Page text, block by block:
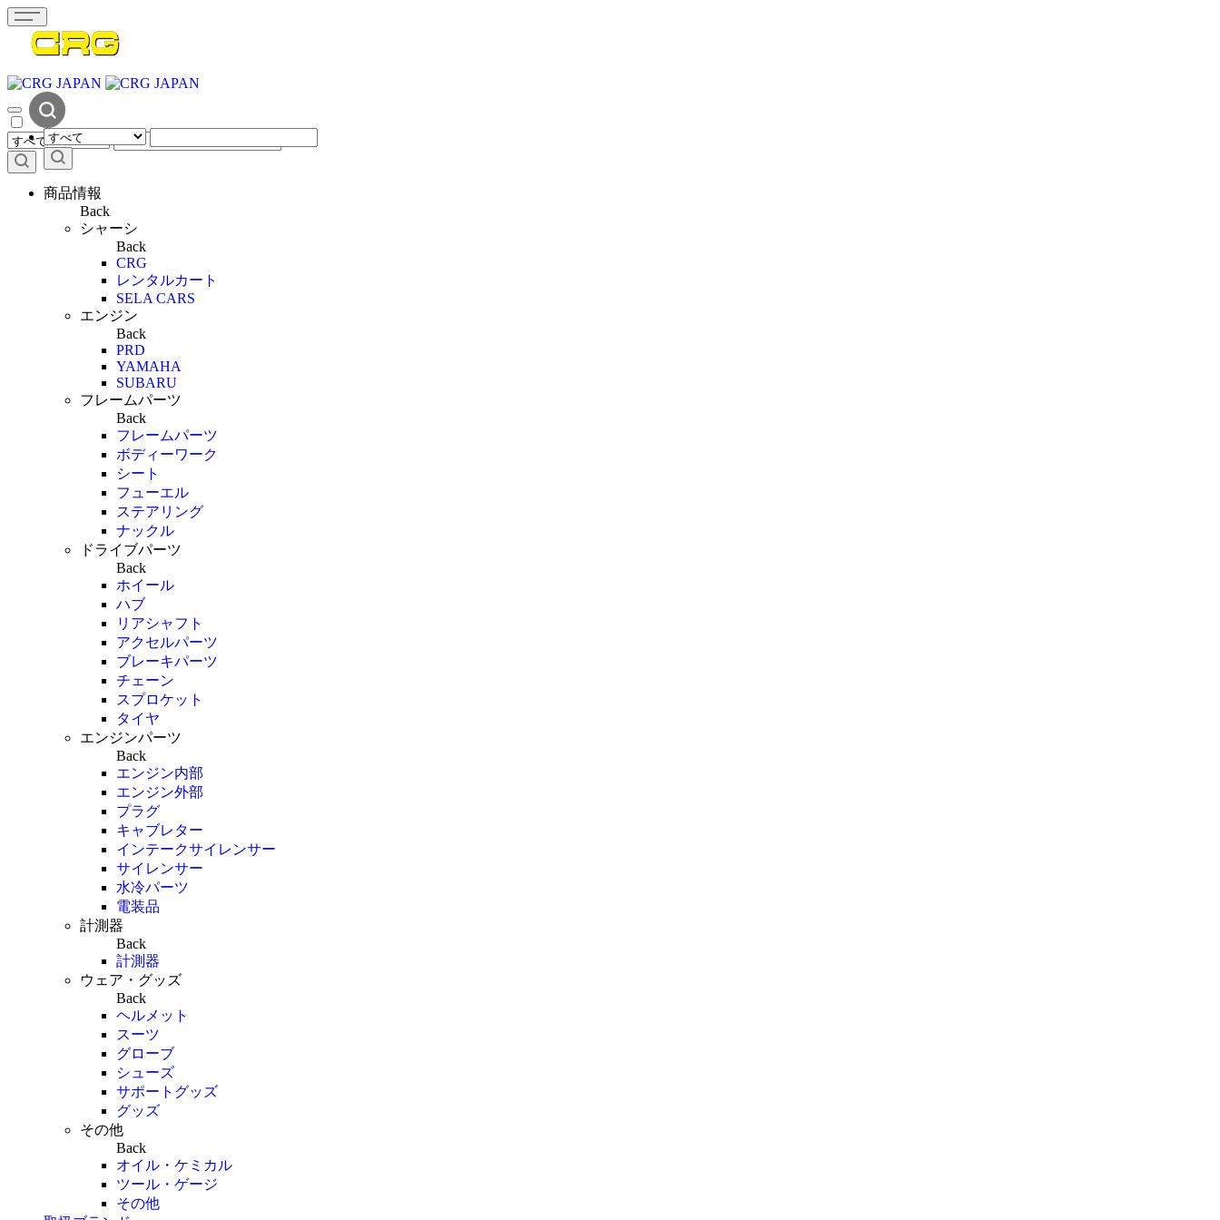
商品情報
Back
シャーシ
Back
CRG
レンタルカート
SELA CARS
エンジン
Back
PRD
YAMAHA
SUBARU
フレームパーツ
Back
フレームパーツ
ボディーワーク
シート
フューエル
ステアリング
ナックル
ドライブパーツ
Back
ホイール
ハブ
リアシャフト
アクセルパーツ
ブレーキパーツ
チェーン
スプロケット
タイヤ
エンジンパーツ
Back
エンジン内部
エンジン外部
プラグ
キャブレター
インテークサイレンサー
サイレンサー
水冷パーツ
電装品
計測器
Back
計測器
ウェア・グッズ
Back
ヘルメット
スーツ
グローブ
シューズ
サポートグッズ
グッズ
その他
Back
オイル・ケミカル
ツール・ゲージ
その他